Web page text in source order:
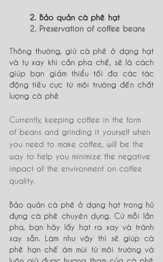
2. Bảo quản cà phê hạt
2. Preservation of coffee beans
Thông thường, giữ cà phê ở dạng hạt
và tự xay khi cần pha chế, sẽ là cách
giúp bạn giảm thiểu tối đa các tác
động tiêu cực từ môi trường đến chất
lượng cà phê
Currently, keeping coffee in the form
of beans and grinding it yourself when
you need to make coffee, will be the
way to help you minimize the negative
impact of the environment on coffee
quality.
Bảo quản cà phê ở dạng hạt trong hũ
đựng cà phê chuyên dụng. Cứ mỗi lần
pha, bạn hãy lấy hạt ra xay và tránh
xay sẵn. Làm như vậy thì sẽ giúp cà
phê hạn chế ám mùi từ môi trường và
luôn giữ được hương thơm của cà phê